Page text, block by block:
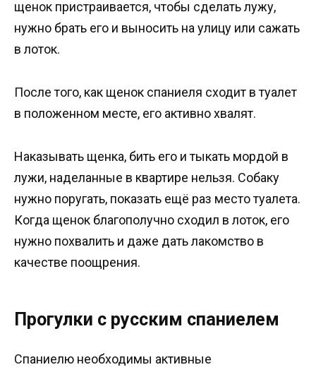
щенок пристраивается, чтобы сделать лужу,
нужно брать его и выносить на улицу или сажать
в лоток.
После того, как щенок спаниеля сходит в туалет
в положенном месте, его активно хвалят.
Наказывать щенка, бить его и тыкать мордой в
лужи, наделанные в квартире нельзя. Собаку
нужно поругать, показать ещё раз место туалета.
Когда щенок благополучно сходил в лоток, его
нужно похвалить и даже дать лакомство в
качестве поощрения.
Прогулки с русским спаниелем
Спаниелю необходимы активные